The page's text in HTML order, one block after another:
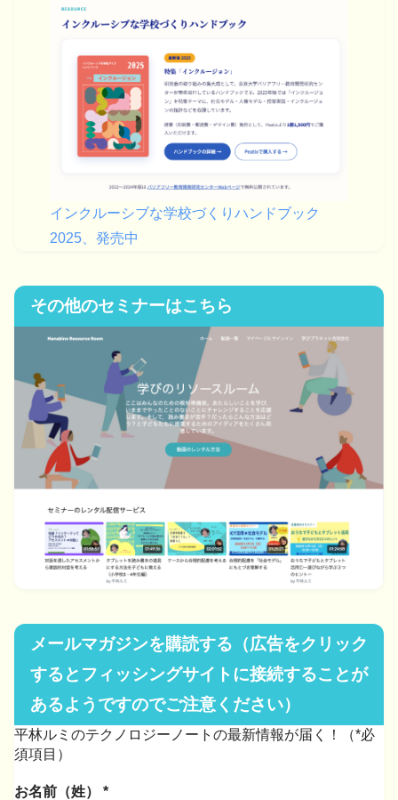
インクルーシブな学校づくりハンドブック
2025、発売中
その他のセミナーはこちら
メールマガジンを購読する（広告をクリック
するとフィッシングサイトに接続することが
あるようですのでご注意ください）
平林ルミのテクノロジーノートの最新情報が届く！（*必
須項目）
お名前（姓） *